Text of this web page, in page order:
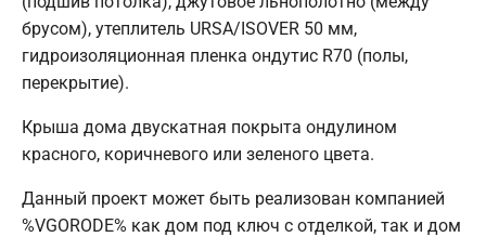
брусом), утеплитель URSA/ISOVER 50 мм,
гидроизоляционная пленка ондутис R70 (полы,
перекрытие).
Крыша дома двускатная покрыта ондулином
красного, коричневого или зеленого цвета.
Данный проект может быть реализован компанией
%VGORODE% как дом под ключ с отделкой, так и дом